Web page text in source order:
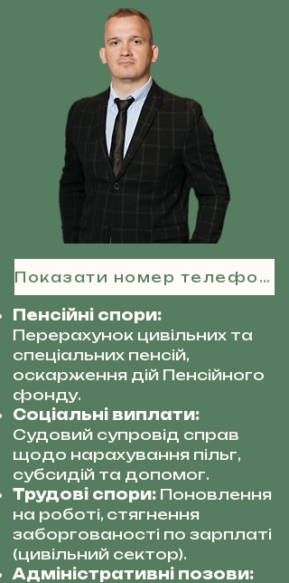
Показати номер телефону
Пенсійні спори:
Перерахунок цивільних та
спеціальних пенсій,
оскарження дій Пенсійного
фонду.
Соціальні виплати:
Судовий супровід справ
щодо нарахування пільг,
субсидій та допомог.
Трудові спори: Поновлення
на роботі, стягнення
заборгованості по зарплаті
(цивільний сектор).
Адміністративні позови: